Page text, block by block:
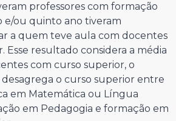
professores com formação
ou quinto ano tiveram
a quem teve aula com docentes
Esse resultado considera a média
com curso superior, o
o curso superior entre
em Matemática ou Língua
em Pedagogia e formação em